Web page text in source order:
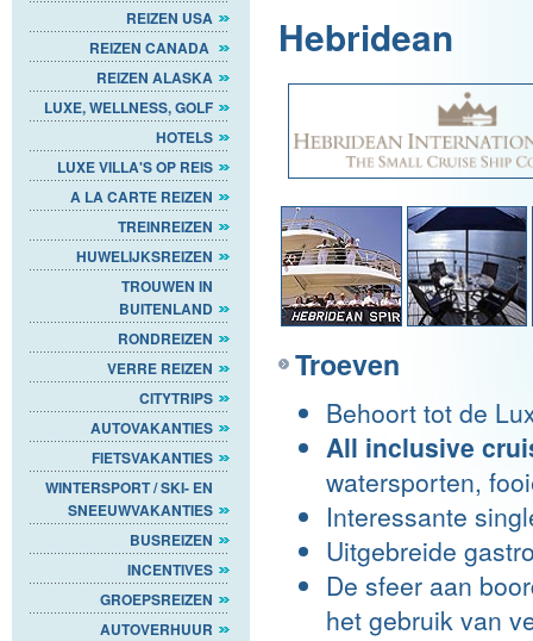
REIZEN USA
REIZEN CANADA
REIZEN ALASKA
LUXE, WELLNESS, GOLF
HOTELS
LUXE VILLA'S OP REIS
A LA CARTE REIZEN
TREINREIZEN
HUWELIJKSREIZEN
TROUWEN IN
BUITENLAND
RONDREIZEN
VERRE REIZEN
CITYTRIPS
AUTOVAKANTIES
FIETSVAKANTIES
WINTERSPORT / SKI- EN
SNEEUWVAKANTIES
BUSREIZEN
INCENTIVES
GROEPSREIZEN
AUTOVERHUUR
Hebridean
Troeven
Behoort tot de
All inclusive
watersporten,
Interessante
Uitgebreide
De sfeer aan
het gebruik van